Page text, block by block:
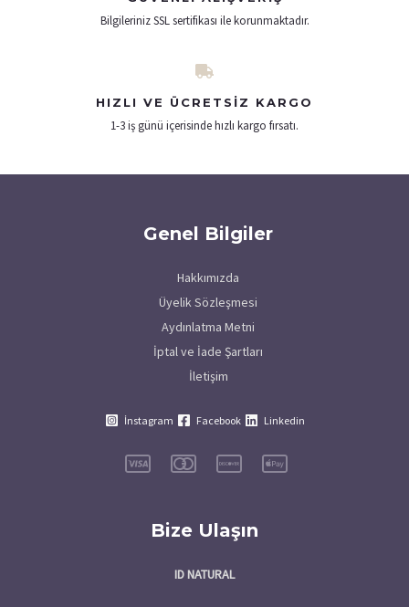
Bilgileriniz SSL sertifikası ile korunmaktadır.
HIZLI VE ÜCRETSIZ KARGO
1-3 iş günü içerisinde hızlı kargo fırsatı​.
Genel Bilgiler
Hakkımızda
Üyelik Sözleşmesi
Aydınlatma Metni
İptal ve İade Şartları
İletişim
İnstagram Facebook Linkedin
Bize Ulaşın
ID NATURAL